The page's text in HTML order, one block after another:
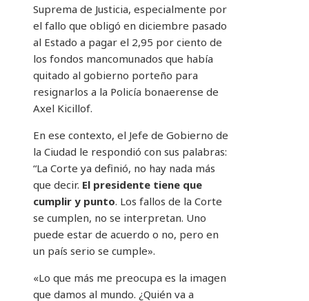
Suprema de Justicia, especialmente por
el fallo que obligó en diciembre pasado
al Estado a pagar el 2,95 por ciento de
los fondos mancomunados que había
quitado al gobierno porteño para
resignarlos a la Policía bonaerense de
Axel Kicillof.
En ese contexto, el Jefe de Gobierno de
la Ciudad le respondió con sus palabras:
“La Corte ya definió, no hay nada más
que decir. El presidente tiene que
cumplir y punto. Los fallos de la Corte
se cumplen, no se interpretan. Uno
puede estar de acuerdo o no, pero en
un país serio se cumple».
«Lo que más me preocupa es la imagen
que damos al mundo. ¿Quién va a